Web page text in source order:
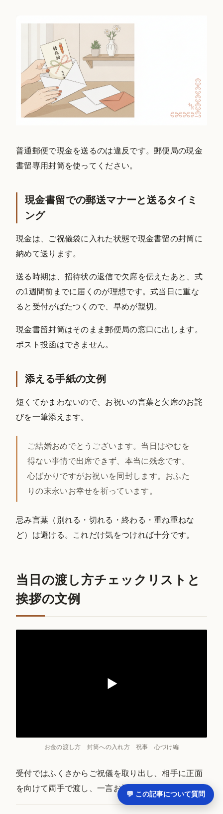
普通郵便で現金を送るのは違反です。郵便局の現金
書留専用封筒を使ってください。
現金書留での郵送マナーと送るタイミ
ング
現金は、ご祝儀袋に入れた状態で現金書留の封筒に
納めて送ります。
送る時期は、招待状の返信で欠席を伝えたあと、式
の1週間前までに届くのが理想です。式当日に重な
ると受付がばたつくので、早めが親切。
現金書留封筒はそのまま郵便局の窓口に出します。
ポスト投函はできません。
添える手紙の文例
短くてかまわないので、お祝いの言葉と欠席のお詫
びを一筆添えます。
ご結婚おめでとうございます。当日はやむを
得ない事情で出席できず、本当に残念です。
心ばかりですがお祝いを同封します。おふた
りの末永いお幸せを祈っています。
忌み言葉（別れる・切れる・終わる・重ね重ねな
ど）は避ける。これだけ気をつければ十分です。
当日の渡し方チェックリストと
挨拶の文例
お金の渡し方 封筒への入れ方 祝事 心づけ編
受付ではふくさからご祝儀を取り出し、相手に正面
を向けて両手で渡し、一言お祝いを添えます。
💬 この記事について質問